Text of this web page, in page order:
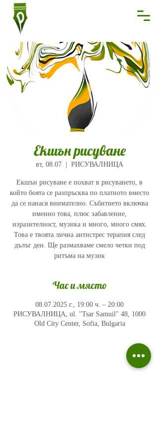
Екшън рисуване
вт, 08.07 РИСУВАЛНИЦА
Екшън рисуване е похват в рисуването, в
който боята се разпръсква по платното вместо
да се нанася внимателно. Събитието включва
именно това, плюс забавление,
изразителност, музика и много, много смях.
Това е твоята лична антистрес терапия след
дълъг ден. Ще размахваме смело четки под
ритъма на музик
Час и място
08.07.2025 г., 19:00 ч. – 20:00
РИСУВАЛНИЦА, ul. "Tsar Samuil" 48, 1000
Old City Center, Sofia, Bulgaria